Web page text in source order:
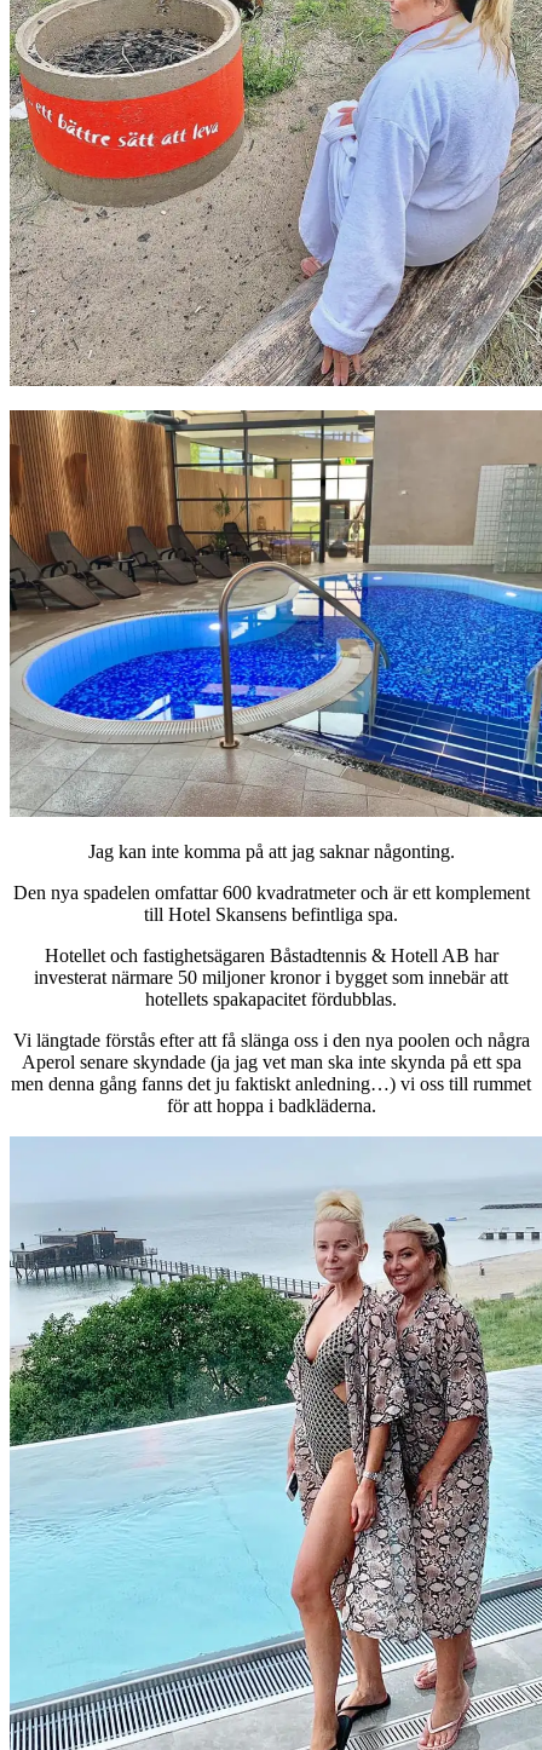
Jag kan inte komma på att jag saknar någonting.
Den nya spadelen omfattar 600 kvadratmeter och är ett komplement
till Hotel Skansens befintliga spa.
Hotellet och fastighetsägaren Båstadtennis & Hotell AB har
investerat närmare 50 miljoner kronor i bygget som innebär att
hotellets spakapacitet fördubblas.
Vi längtade förstås efter att få slänga oss i den nya poolen och några
Aperol senare skyndade (ja jag vet man ska inte skynda på ett spa
men denna gång fanns det ju faktiskt anledning…) vi oss till rummet
för att hoppa i badkläderna.